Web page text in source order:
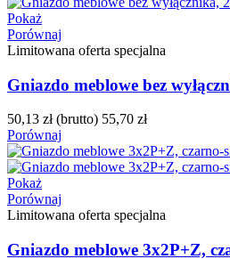
Pokaż
Porównaj
Limitowana oferta specjalna
Gniazdo meblowe bez
50,13 zł (brutto) 55,70 zł
Porównaj
Pokaż
Porównaj
Limitowana oferta specjalna
Gniazdo meblowe 3x2P+Z,